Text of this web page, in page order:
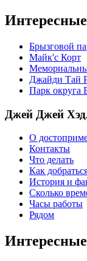
Брызговой
Майк'с Корт
Джайди Тай
Парк округа
Джей Джей
О
Контакты
Что делать
Как
История и
Сколько
Часы работы
Рядом